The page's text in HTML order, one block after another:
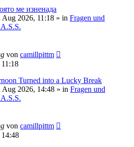
ме изненада
Aug 2026, 11:18 » in Fragen und
von camillpittm
Turned into a Lucky Break
Aug 2026, 14:48 » in Fragen und
von camillpittm